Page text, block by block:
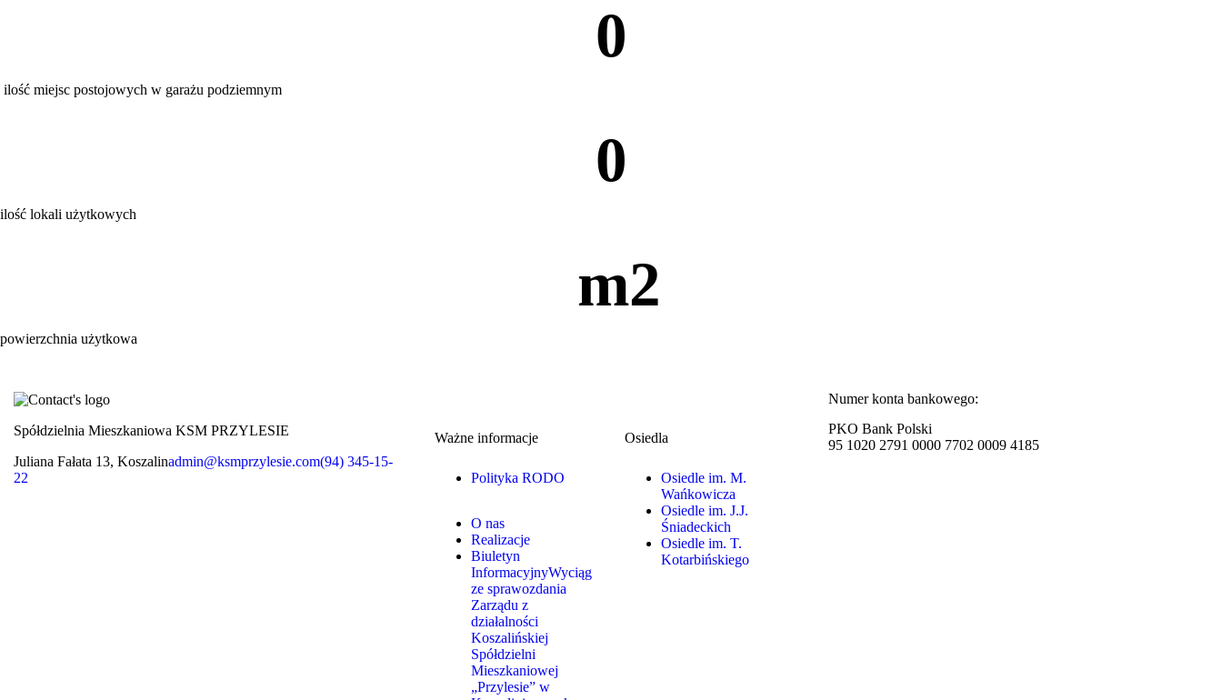
0
ilość miejsc postojowych w garażu podziemnym
0
ilość lokali użytkowych
m2
powierzchnia użytkowa
Spółdzielnia Mieszkaniowa KSM PRZYLESIE
Juliana Fałata 13, Koszalinadmin@ksmprzylesie.com(94) 345-15-
22
Ważne informacje
Polityka RODO
O nas
Realizacje
Biuletyn
InformacyjnyWyciąg
ze sprawozdania
Zarządu z
działalności
Koszalińskiej
Spółdzielni
Mieszkaniowej
„Przylesie” w
Osiedla
Osiedle im. M.
Wańkowicza
Osiedle im. J.J.
Śniadeckich
Osiedle im. T.
Kotarbińskiego
Numer konta bankowego:
PKO Bank Polski
95 1020 2791 0000 7702 0009 4185